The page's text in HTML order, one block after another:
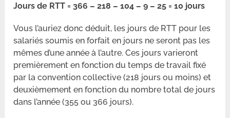
Jours de RTT = 366 – 218 – 104 – 9 – 25 = 10 jours
Vous l’auriez donc déduit, les jours de RTT pour les
salariés soumis en forfait en jours ne seront pas les
mêmes d’une année à l’autre. Ces jours varieront
premièrement en fonction du temps de travail fixé
par la convention collective (218 jours ou moins) et
deuxièmement en fonction du nombre total de jours
dans l’année (355 ou 366 jours).